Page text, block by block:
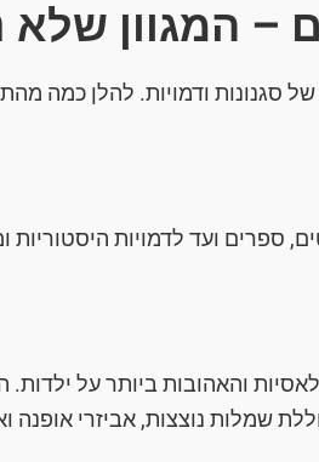
– המגוון שלא
סגנונות ודמויות. להלן כמה
ספרים ועד לדמויות היסטוריות
והאהובות ביותר על
שמלות נוצצות, אביזרי אופנה